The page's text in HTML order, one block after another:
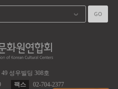
성우빌딩 308호
팩스 02-704-2377
GO